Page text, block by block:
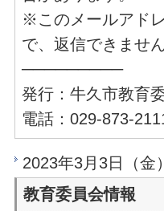
※このメールアド
で、返信できません
─────────
発行：牛久市教育
電話：029-873-
2023年3月3日（金
教育委員会情報